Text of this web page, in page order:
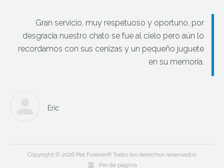
Gran servicio, muy respetuoso y oportuno, por
desgracia nuestro chato se fue al cielo pero aún lo
recordamos con sus cenizas y un pequeño juguete
en su memoria.
Eric
Copyright © 2026 Pet Forever® Todos los derechos reservados.
Pie de página